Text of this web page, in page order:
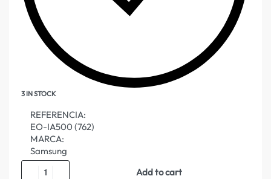
3 IN STOCK
REFERENCIA:
EO-IA500 (762)
MARCA:
Samsung
Add to cart